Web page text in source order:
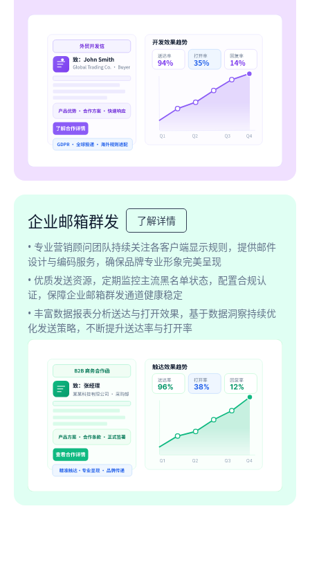
企业邮箱群发
了解详情
• 专业营销顾问团队持续关注各客户端显示规则，提供邮件
设计与编码服务，确保品牌专业形象完美呈现
• 优质发送资源，定期监控主流黑名单状态，配置合规认
证，保障企业邮箱群发通道健康稳定
• 丰富数据报表分析送达与打开效果，基于数据洞察持续优
化发送策略，不断提升送达率与打开率